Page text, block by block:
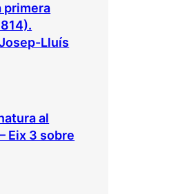
primera
Lluís
al
Eix 3 sobre